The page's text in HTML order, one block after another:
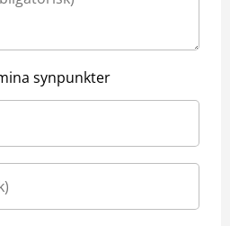
synpunkter